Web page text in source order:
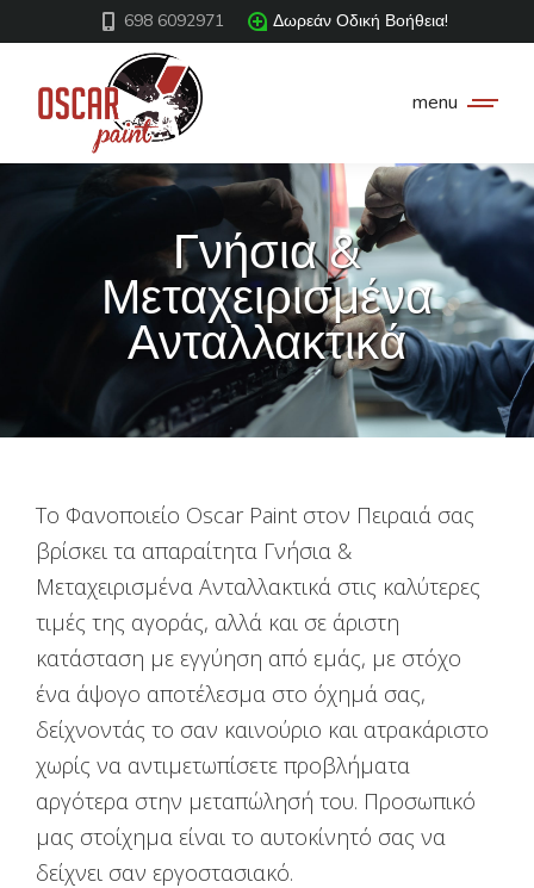
698 6092971 Δωρεάν Οδική Βοήθεια!
menu
Γνήσια &
Μεταχειρισμένα
Ανταλλακτικά
You are here:
Το Φανοποιείο Oscar Paint στον Πειραιά σας
βρίσκει τα απαραίτητα Γνήσια &
Μεταχειρισμένα Ανταλλακτικά στις καλύτερες
τιμές της αγοράς, αλλά και σε άριστη
κατάσταση με εγγύηση από εμάς, με στόχο
ένα άψογο αποτέλεσμα στο όχημά σας,
δείχνοντάς το σαν καινούριο και ατρακάριστο
χωρίς να αντιμετωπίσετε προβλήματα
αργότερα στην μεταπώλησή του. Προσωπικό
μας στοίχημα είναι το αυτοκίνητό σας να
δείχνει σαν εργοστασιακό.